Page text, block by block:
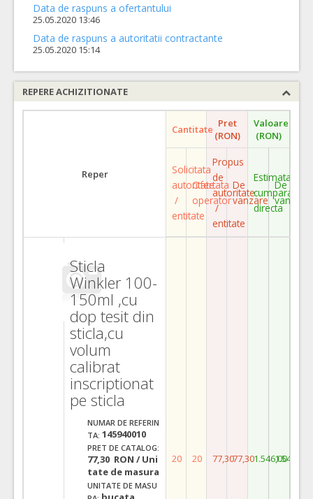
Data de raspuns a ofertantului
25.05.2020 13:46
Data de raspuns a autoritatii contractante
25.05.2020 15:14
REPERE ACHIZITIONATE
Reper
Cantitate Pret
(RON)
Valoare
(RON)
Solicitata
autoritate
/
entitate
Ofertata
operator
Propus
de
autoritate
/
entitate
De
vanzare
Estimata
cumparare
directa
De
vanzare
Sticla
Winkler 100-
150ml ,cu
dop tesit din
sticla,cu
volum
calibrat
inscriptionat
pe sticla
NUMAR DE REFERIN
TA: 145940010
PRET DE CATALOG:
77,30 RON / Uni
tate de masura
UNITATE DE MASU
20 20 77,3077,301.546,001.546,00